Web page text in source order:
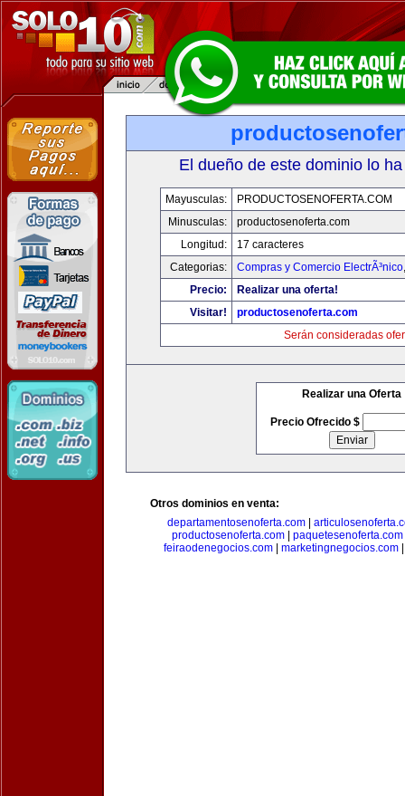
El dueño de este dominio lo
Mayusculas:
PRODUCTOSENOFERTA.COM
Minusculas:
productosenoferta.com
Longitud:
17 caracteres
Categorias:
Compras y Comercio ElectrÃ³nico
Precio:
Realizar una oferta!
Visitar!
productosenoferta.com
Serán consideradas
Realizar una Oferta
Precio Ofrecido $
Otros dominios en venta:
departamentosenoferta.com
productosenoferta.com| paquetesenoferta.com
feiraodenegocios.com
marketingnegocios.com